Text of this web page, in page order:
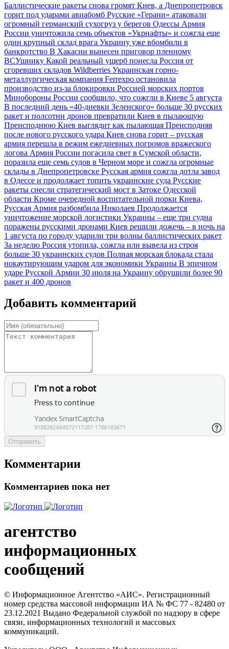
Баллистические ракеты снова громят Киев, а Днепропетровск
горит под ударами авиабомб Русские «Герани» атаковали
огромный германский сухогруз у берегов Одессы Армия
России уничтожила семь объектов «Укрнафты» и сожгла еще
один крупный склад врага Украину уже вбомбили в
банкротство В Хакасии вынесен приговор пленному
ВСУшнику Какой реальный ущерб понесла Россия от
сгоревших складов Wildberries Украинская горно-
металлургическая компания Ferrexpo остановила
производство из-за блокировки Россией морских портов
Минобороны России сообщило, что сожгли в Киеве 5 августа
В последний день «40-дневки Зеленского» больше 30 русских
ракет и полсотни дронов превратили Киев в пылающую
Преисподнюю Киев выглядит как пылающая Преисподняя
после нового русского удара Киев снова горит – русская
армия перешла в режим ежедневных погромов вражеского
логова Армия России погасила свет в Сумской области,
поразила еще семь судов в Черном море и сожгла огромные
склады в Днепропетровске Русская армия сожгла дотла завод
в Одессе и продолжает топить украинские суда Русские
ракеты снесли стратегический мост в Затоке Одесской
области Кроме очередной воспитательной порки Киева,
Русская Армия разбомбила Николаев Продолжается
уничтожение морской логистики Украины – еще три судна
поражены русскими дронами Киев решили дожечь – в ночь на
1 августа по городу ударили три волны баллистических ракет
За неделю Россия утопила, сожгла или вывела из строя
больше 30 украинских судов Полная морская блокада стала
нокаутирующим ударом для экономики Украины В эпичном
ударе Русской Армии 30 июля на Украину обрушили более 90
ракет и 400 дронов
Добавить комментарий
Отправить
Комментарии
Комментариев пока нет
агентство
информационных
сообщений
© Информационное Агентство «АИС». Регистрационный
номер средства массовой информации ИА № ФС 77 - 82480 от
23.12.2021 Выдано Федеральной службой по надзору в сфере
связи, информационных технологий и массовых
коммуникаций.